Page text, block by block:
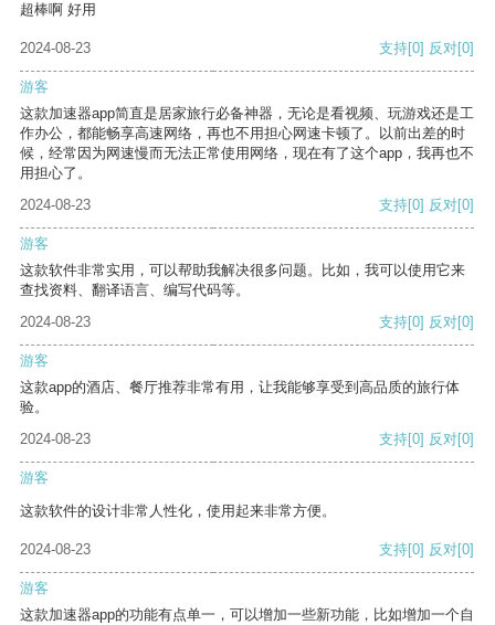
超棒啊 好用
2024-08-23 支持[0] 反对[0]
游客
这款加速器app简直是居家旅行必备神器，无论是看视频、玩游戏还是工
作办公，都能畅享高速网络，再也不用担心网速卡顿了。以前出差的时
候，经常因为网速慢而无法正常使用网络，现在有了这个app，我再也不
用担心了。
2024-08-23
支持[0] 反对[0]
游客
这款软件非常实用，可以帮助我解决很多问题。比如，我可以使用它来
查找资料、翻译语言、编写代码等。
2024-08-23
支持[0] 反对[0]
游客
这款app的酒店、餐厅推荐非常有用，让我能够享受到高品质的旅行体
验。
2024-08-23
支持[0] 反对[0]
游客
这款软件的设计非常人性化，使用起来非常方便。
2024-08-23 支持[0] 反对[0]
游客
这款加速器app的功能有点单一，可以增加一些新功能，比如增加一个自